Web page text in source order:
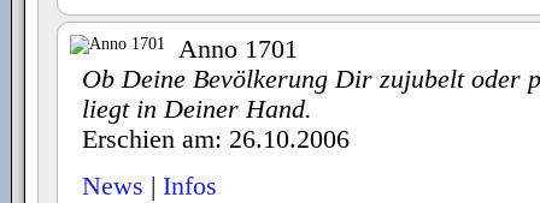
Anno 1701
Ob Deine Bevölkerung Dir zujubelt oder
liegt in Deiner Hand.
Erschien am: 26.10.2006
News | Infos